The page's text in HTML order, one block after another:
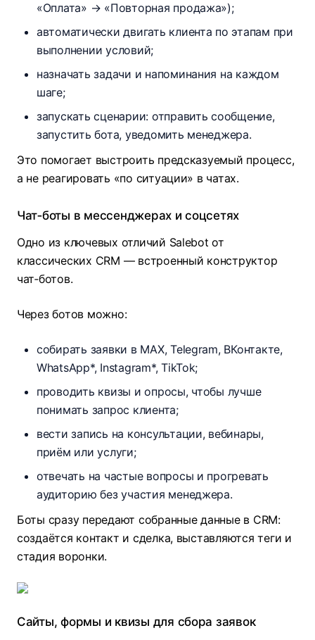
«Оплата» → «Повторная продажа»);
автоматически двигать клиента по этапам при
выполнении условий;
назначать задачи и напоминания на каждом
шаге;
запускать сценарии: отправить сообщение,
запустить бота, уведомить менеджера.
Это помогает выстроить предсказуемый процесс,
а не реагировать «по ситуации» в чатах.
Чат‑боты в мессенджерах и соцсетях
Одно из ключевых отличий Salebot от
классических CRM — встроенный конструктор
чат‑ботов.​
Через ботов можно:
собирать заявки в MAX, Telegram, ВКонтакте,
WhatsApp*, Instagram*, TikTok;
проводить квизы и опросы, чтобы лучше
понимать запрос клиента;
вести запись на консультации, вебинары,
приём или услуги;​
отвечать на частые вопросы и прогревать
аудиторию без участия менеджера.
Боты сразу передают собранные данные в CRM:
создаётся контакт и сделка, выставляются теги и
стадия воронки.​
Сайты, формы и квизы для сбора заявок